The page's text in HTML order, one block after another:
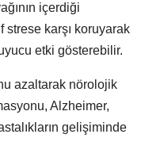
içerdiği
karşı koruyarak
etki gösterebilir.
azaltarak nörolojik
Alzheimer,
gelişiminde